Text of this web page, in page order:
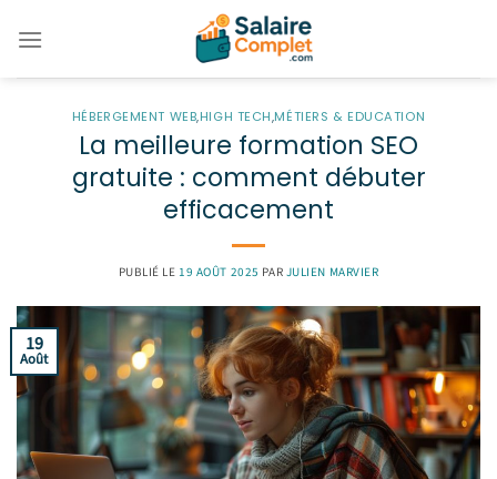
HÉBERGEMENT WEB,HIGH TECH,MÉTIERS & EDUCATION
La meilleure formation SEO
gratuite : comment débuter
efficacement
PUBLIÉ LE 19 AOÛT 2025 PAR JULIEN MARVIER
19
Août